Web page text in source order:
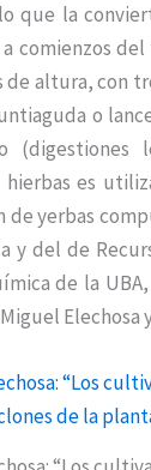
que la
comienzos
altura, con
o
es
de yerbas
del de
de la
Elechosa